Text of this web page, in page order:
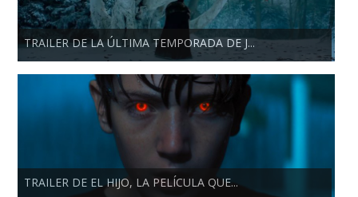
TRAILER DE LA ÚLTIMA TEMPORADA DE J...
TRAILER DE EL HIJO, LA PELÍCULA QUE...